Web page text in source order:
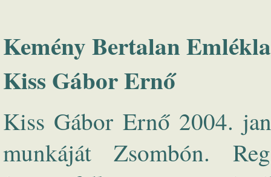
Kemény Bertalan
Kiss Gábor Ernő
Kiss Gábor Ernő 2004.
munkáját Zsombón.